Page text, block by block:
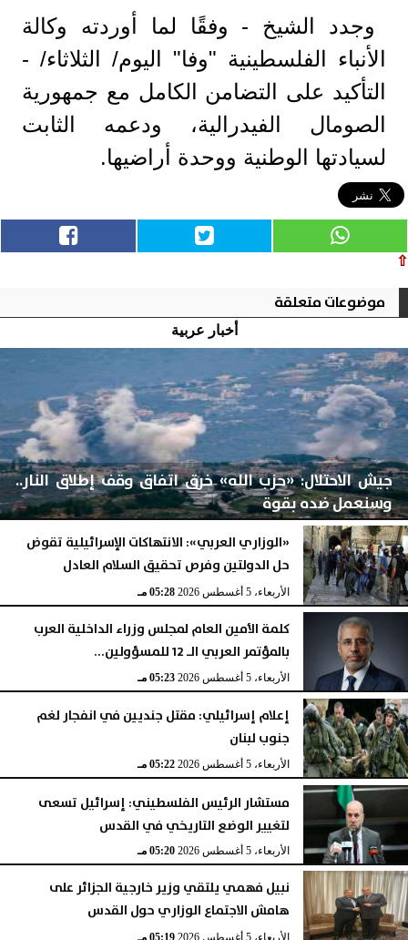
وجدد الشيخ - وفقًا لما أوردته وكالة
الأنباء الفلسطينية "وفا" اليوم/ الثلاثاء/ -
التأكيد على التضامن الكامل مع جمهورية
الصومال الفيدرالية، ودعمه الثابت
لسيادتها الوطنية ووحدة أراضيها.
⇧
موضوعات متعلقة
أخبار عربية
جيش الاحتلال: «حزب الله» خرق اتفاق وقف إطلاق النار..
وسنعمل ضده بقوة
الأربعاء، 5 أغسطس 2026 06:17 مـ
«الوزاري العربي»: الانتهاكات الإسرائيلية تقوض
حل الدولتين وفرص تحقيق السلام العادل
الأربعاء، 5 أغسطس 2026 05:28 مـ
كلمة الأمين العام لمجلس وزراء الداخلية العرب
بالمؤتمر العربي الـ 12 للمسؤولين...
الأربعاء، 5 أغسطس 2026 05:23 مـ
إعلام إسرائيلي: مقتل جنديين في انفجار لغم
جنوب لبنان
الأربعاء، 5 أغسطس 2026 05:22 مـ
مستشار الرئيس الفلسطيني: إسرائيل تسعى
لتغيير الوضع التاريخي في القدس
الأربعاء، 5 أغسطس 2026 05:20 مـ
نبيل فهمي يلتقي وزير خارجية الجزائر على
هامش الاجتماع الوزاري حول القدس
الأربعاء، 5 أغسطس 2026 05:19 مـ